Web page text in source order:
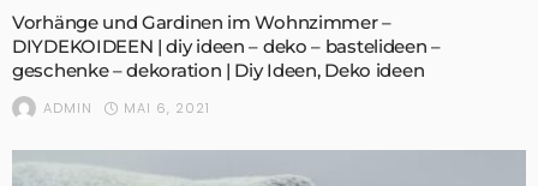
Vorhänge und Gardinen im Wohnzimmer –
DIYDEKOIDEEN | diy ideen – deko – bastelideen –
geschenke – dekoration | Diy Ideen, Deko ideen
ADMIN MAI 6, 2021